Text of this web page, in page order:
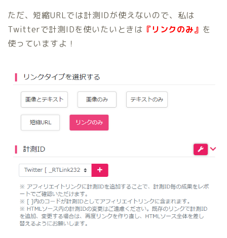
ただ、短縮URLでは計測IDが使えないので、私は
Twitterで計測IDを使いたいときは 『リンクのみ』 を
使っていますよ！